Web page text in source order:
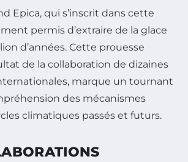
Epica, qui s’inscrit dans cette
permis d’extraire de la glace
d’années. Cette prouesse
de la collaboration de dizaines
marque un tournant
des mécanismes
climatiques passés et futurs.